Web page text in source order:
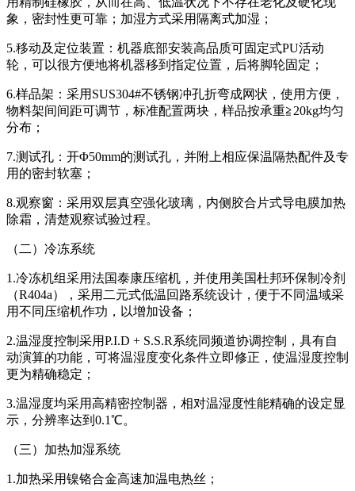
象，密封性更可靠；加湿方式采用隔离式加湿；
5.移动及定位装置：机器底部安装高品质可固定式PU活动
轮，可以很方便地将机器移到指定位置，后将脚轮固定；
6.样品架：采用SUS304#不锈钢冲孔折弯成网状，使用方便，
物料架间间距可调节，标准配置两块，样品按承重≧20kg均匀
分布；
7.测试孔：开Φ50mm的测试孔，并附上相应保温隔热配件及专
用的密封软塞；
8.观察窗：采用双层真空强化玻璃，内侧胶合片式导电膜加热
除霜，清楚观察试验过程。
（二）冷冻系统
1.冷冻机组采用法国泰康压缩机，并使用美国杜邦环保制冷剂
（R404a），采用二元式低温回路系统设计，便于不同温域采
用不同压缩机作功，以增加设备；
2.温湿度控制采用P.I.D + S.S.R系统同频道协调控制，具有自
动演算的功能，可将温湿度变化条件立即修正，使温湿度控制
更为精确稳定；
3.温湿度均采用高精密控制器，相对温湿度性能精确的设定显
示，分辨率达到0.1℃。
（三）加热加湿系统
1.加热采用镍铬合金高速加温电热丝；